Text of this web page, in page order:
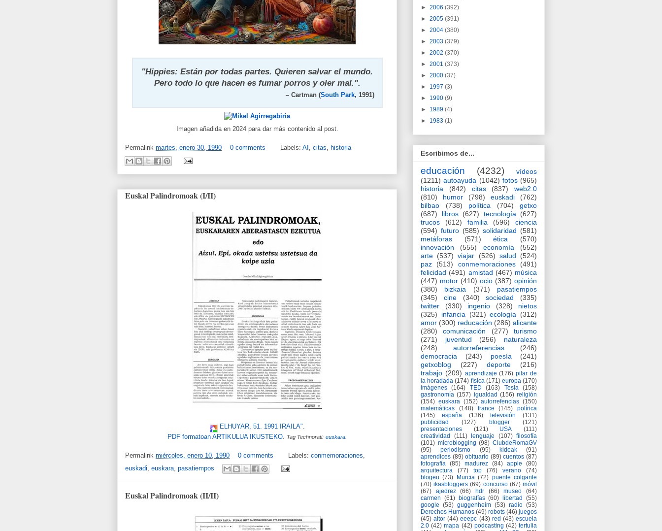
"Hippies: Están por todas partes. Quieren salvar el mundo.
Pero todo lo que hacen es fumar porros y oler mal.".
– Cartman (South Park, 1991)
Imagen añadida en 2024 para dar más contenido al post.
Permalink martes, enero 30, 1990 0 comments Labels: AI , citas, historia
Euskal Palindromoak (I/II)
ELHUYAR, 51. 1991 IRAILA".
PDF formatoan ARTIKULUA IKUSTEKO
Tag Technorati: euskara
Permalink miércoles, enero 10, 1990 0 comments Labels: conmemoraciones,
euskadi euskara pasatiempos
Euskal Palindromoak (II/II)
► 2006 (392)
► 2005 (391)
► 2004 (380)
► 2003 (379)
► 2002 (370)
► 2001 (373)
► 2000 (37)
► 1997 (3)
► 1990 (9)
► 1989 (4)
► 1983 (1)
Escribimos de...
educación (4232)
vídeos
(1211) autoayuda (1042) fotos (965)
historia
(842) citas (837)
web2.0
(810)
humor (798) euskadi
(762)
bilbao
(738) política (704)
getxo
(687)
libros (627) tecnología
(627)
trucos
(612) familia (596)
ciencia
(594) futuro (585) solidaridad (581)
metáforas
(571) ética
(570)
innovación
(555) economía
(552)
arte (537) viajar (526) salud
(524)
paz
(513) conmemoraciones
(491)
felicidad (491) amistad (467) música
(447) motor (410) ocio (387) opinión
(380)
bizkaia (371)
pasatiempos
(345)
cine (340) sociedad
(335)
twitter
(330) ingenio (328)
nietos
(325)
infancia (321) ecología
(312)
amor (300) reducación (286) alicante
(280)
comunicación (277)
turismo
(271)
juventud (256)
naturaleza
(248)
autorreferencias
(246)
democracia
(243) poesía
(241)
getxoblog
(227) deporte
(216)
trabajo (209) aprendizaje (176) pilar de
la horadada (174) física (171) europa (170)
imágenes
(164) TED (163) Tesla
(158)
gastronomía (157) igualdad (156) religión
(154) euskara (152) autorrefencias (150)
matemáticas
(148) france (145)
polírica
(145)
españa (136) televisión
(131)
publicidad
(127) blogger
(121)
presentaciones
(121) USA
(111)
creatividad
(111) lenguaje (107) filosofía
(101) microblogging (98) ClubdeRomaGV
(95)
periodismo (95) kideak
(91)
aprendices (89) obituario (89) cuentos (87)
fotografía (85) madurez (84) apple
(80)
arquitectura
(77) top (76) verano
(74)
blogeu (73) Murcia (72) puente colgante
(70) ikasbloggers (69) concurso (67) móvil
(67)
ajedrez (66) hdr (66) museo
(64)
carmen (61) biografías (60) libertad
(55)
google (53) guggenheim (53) radio (53)
Derechos Humanos (49) robots (46) juegos
(45) aitor (44) eeepc (43) red (43) escuela
2.0 (42) mapa (42) podcasting (42) tertulia